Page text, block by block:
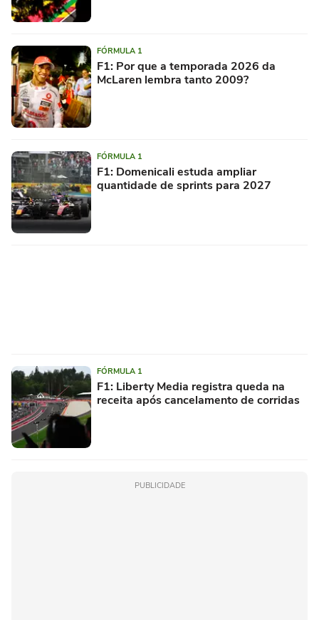
FÓRMULA 1
F1: Por que a temporada 2026 da
McLaren lembra tanto 2009?
FÓRMULA 1
F1: Domenicali estuda ampliar
quantidade de sprints para 2027
FÓRMULA 1
F1: Liberty Media registra queda na
receita após cancelamento de corridas
PUBLICIDADE